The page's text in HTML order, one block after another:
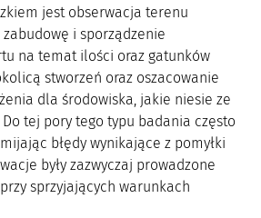
jest obserwacja terenu
i sporządzenie
na temat ilości oraz gatunków
stworzeń oraz oszacowanie
dla środowiska, jakie niesie ze
tej pory tego typu badania często
błędy wynikające z pomyłki
były zazwyczaj prowadzone
sprzyjających warunkach